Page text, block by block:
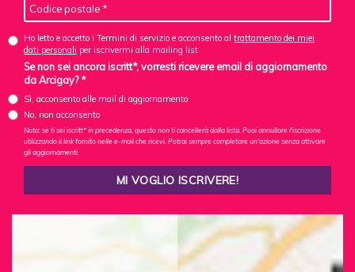
Ho letto e accetto i Termini di servizio e acconsento al trattamento dei miei
dati personali per iscrivermi alla mailing list
Se non sei ancora iscritt*, vorresti ricevere email di aggiornamento
da Arcigay? *
Sì, acconsento alle mail di aggiornamento
No, non acconsento
Nota: se ti sei iscritt* in precedenza, questo non ti cancellerà dalla lista. Puoi annullare l'iscrizione
utilizzando il link fornito nelle e-mail che ricevi. Potrai sempre completare un'azione senza attivare
gli aggiornamenti.